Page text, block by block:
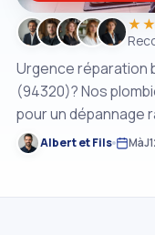
Urgence réparation
(94320)? Nos
pour un dépannage
Albert et Fils MàJ